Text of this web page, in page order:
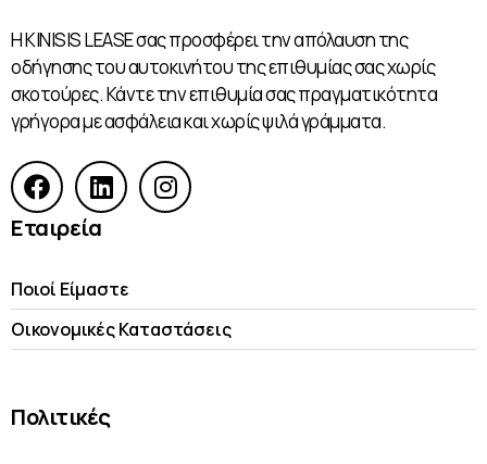
Η KINISIS LEASE σας προσφέρει την απόλαυση της
οδήγησης του αυτοκινήτου της επιθυμίας σας χωρίς
σκοτούρες. Κάντε την επιθυμία σας πραγματικότητα
γρήγορα με ασφάλεια και χωρίς ψιλά γράμματα.
Εταιρεία
Ποιοί Είμαστε
Οικονομικές Kαταστάσεις
Πολιτικές